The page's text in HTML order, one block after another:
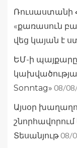
Ռուսաստանի
«քառասուն
վեց կայան է
ԵՄ-ի
Sonntag» 08/
Այսօր
շնորհավորում
Տեսանյութ08/